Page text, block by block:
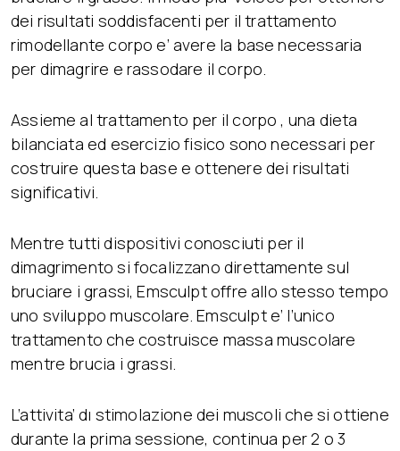
dei risultati soddisfacenti per il trattamento
rimodellante corpo e’ avere la base necessaria
per dimagrire e rassodare il corpo.
Assieme al trattamento per il corpo , una dieta
bilanciata ed esercizio fisico sono necessari per
costruire questa base e ottenere dei risultati
significativi.
Mentre tutti dispositivi conosciuti per il
dimagrimento si focalizzano direttamente sul
bruciare i grassi, Emsculpt offre allo stesso tempo
uno sviluppo muscolare. Emsculpt e’ l’unico
trattamento che costruisce massa muscolare
mentre brucia i grassi.
L’attivita’ dı stimolazione dei muscoli che si ottiene
durante la prima sessione, continua per 2 o 3